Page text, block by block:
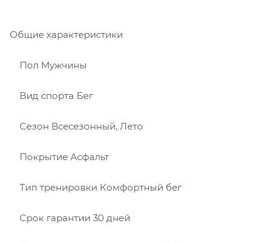
Общие характеристики
Пол Мужчины
Вид спорта Бег
Сезон Всесезонный, Лето
Покрытие Асфальт
Тип тренировки Комфортный бег
Срок гарантии 30 дней